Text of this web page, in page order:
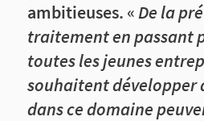
ambitieuses. «De la
traitement en passant
toutes les jeunes
souhaitent développer
dans ce domaine